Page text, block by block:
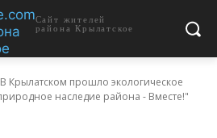
Сайт жителей
района Крылатское
В Крылатском прошло экологическое
наследие района - Вместе!"